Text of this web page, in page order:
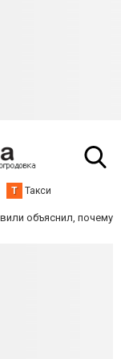
Т Такси
объяснил, почему